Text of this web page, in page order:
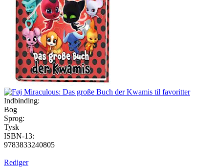
Indbinding:
Bog
Sprog:
Tysk
ISBN-13:
9783833240805
Rediger